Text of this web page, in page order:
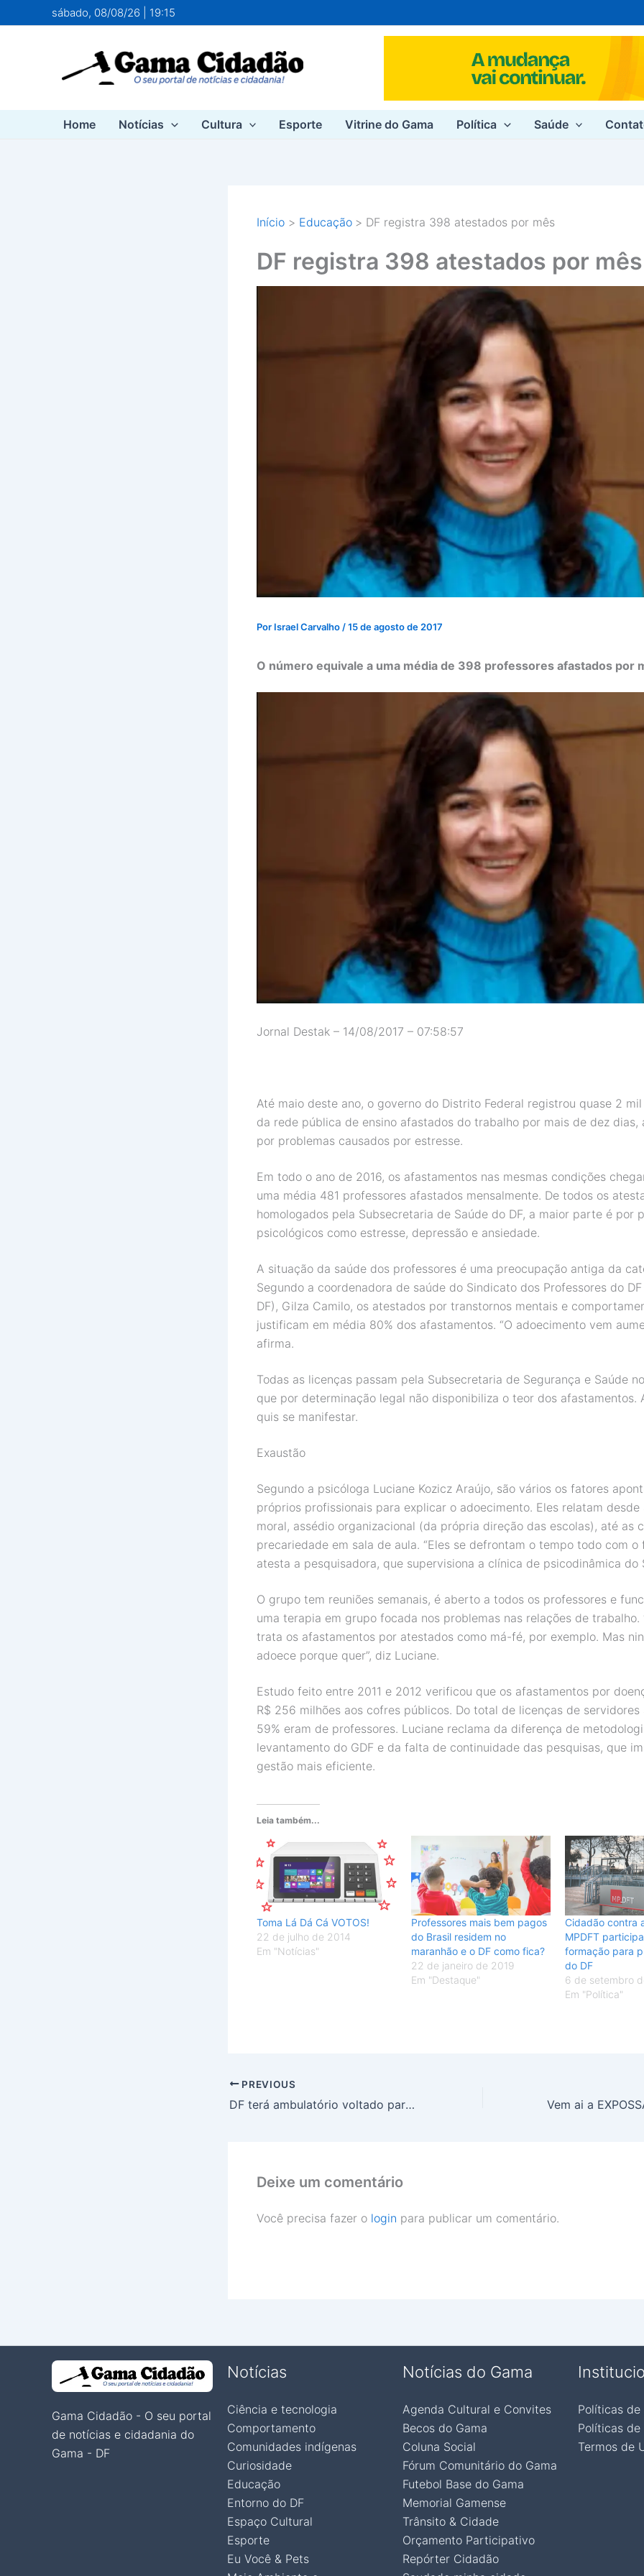
para
sábado, 08/08/26 | 19:15
Home Notícias Cultura Esporte Vitrine do Gama Política Saúde
Início Educação DF registra 398 atestados por mês
DF registra 398 atestados por mês
Por Israel Carvalho /15 de agosto de 2017
O número equivale a uma média de 398 professores afastados por
Jornal Destak – 14/08/2017 – 07:58:57
Até maio deste ano, o governo do Distrito Federal registrou quase 2
da rede pública de ensino afastados do trabalho por mais de dez dias,
por problemas causados por estresse.
Em todo o ano de 2016, os afastamentos nas mesmas condições
uma média 481 professores afastados mensalmente. De todos os
homologados pela Subsecretaria de Saúde do DF, a maior parte é por
psicológicos como estresse, depressão e ansiedade.
A situação da saúde dos professores é uma preocupação antiga da
Segundo a coordenadora de saúde do Sindicato dos Professores do
DF), Gilza Camilo, os atestados por transtornos mentais e
justificam em média 80% dos afastamentos. “O adoecimento vem
afirma.
Todas as licenças passam pela Subsecretaria de Segurança e Saúde
que por determinação legal não disponibiliza o teor dos afastamentos.
quis se manifestar.
Exaustão
Segundo a psicóloga Luciane Kozicz Araújo, são vários os fatores
próprios profissionais para explicar o adoecimento. Eles relatam desde
moral, assédio organizacional (da própria direção das escolas), até as
precariedade em sala de aula. “Eles se defrontam o tempo todo com o
atesta a pesquisadora, que supervisiona a clínica de psicodinâmica do
O grupo tem reuniões semanais, é aberto a todos os professores e
uma terapia em grupo focada nos problemas nas relações de trabalho.
trata os afastamentos por atestados como má-fé, por exemplo. Mas
adoece porque quer”, diz Luciane.
Estudo feito entre 2011 e 2012 verificou que os afastamentos por
R$ 256 milhões aos cofres públicos. Do total de licenças de servidores
59% eram de professores. Luciane reclama da diferença de
levantamento do GDF e da falta de continuidade das pesquisas, que
gestão mais eficiente.
Leia também...
Toma Lá Dá Cá VOTOS!
22 de julho de 2014
Em "Notícias"
Professores mais bem pagos
do Brasil residem no
maranhão e o DF como fica?
22 de janeiro de 2019
Em "Destaque"
Cidadão contra
MPDFT
formação para
do DF
6 de setembro
Em "Política"
PREVIOUS
DF terá ambulatório voltado para travestis e transexuais na Asa Sul; entenda
Deixe um comentário
Você precisa fazer o login para publicar um comentário.
Gama Cidadão - O seu portal
de notícias e cidadania do
Gama - DF
Notícias
Ciência e tecnologia
Comportamento
Comunidades indígenas
Curiosidade
Educação
Entorno do DF
Espaço Cultural
Esporte
Eu Você & Pets
Notícias do Gama
Agenda Cultural e Convites
Becos do Gama
Coluna Social
Fórum Comunitário do Gama
Futebol Base do Gama
Memorial Gamense
Trânsito & Cidade
Orçamento Participativo
Repórter Cidadão
Políticas de
Políticas
Termos de